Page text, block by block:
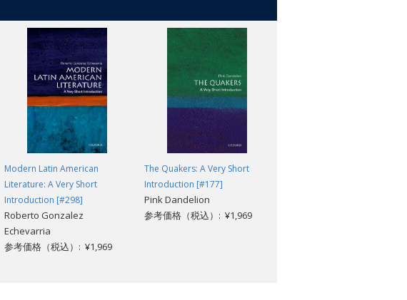
captures this whole in a remarkably short space,
Modern Latin American
Literature: A Very Short
Introduction [#298]
Roberto Gonzalez
Echevarria
参考価格（税込）: ¥1,969
The Quakers: A Very Short
Introduction [#177]
Pink Dandelion
参考価格（税込）: ¥1,969